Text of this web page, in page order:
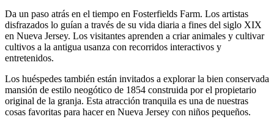
Da un paso atrás en el tiempo en Fosterfields Farm. Los artistas
disfrazados lo guían a través de su vida diaria a fines del siglo XIX
en Nueva Jersey. Los visitantes aprenden a criar animales y cultivar
cultivos a la antigua usanza con recorridos interactivos y
entretenidos.
Los huéspedes también están invitados a explorar la bien conservada
mansión de estilo neogótico de 1854 construida por el propietario
original de la granja. Esta atracción tranquila es una de nuestras
cosas favoritas para hacer en Nueva Jersey con niños pequeños.